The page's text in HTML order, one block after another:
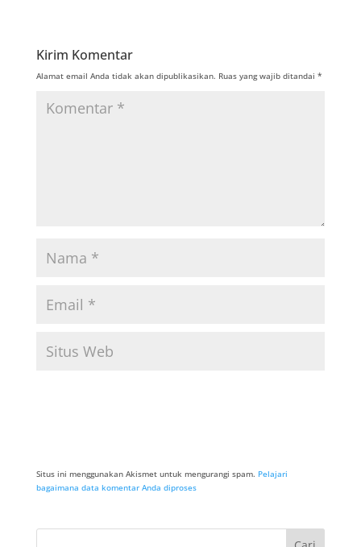
Kirim Komentar
Alamat email Anda tidak akan dipublikasikan. Ruas yang wajib ditandai *
Situs ini menggunakan Akismet untuk mengurangi spam. Pelajari
bagaimana data komentar Anda diproses